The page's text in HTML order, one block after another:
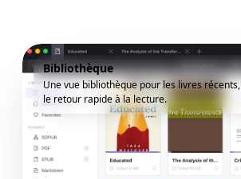
Bibliothèque
Une vue bibliothèque pour les livres
le retour rapide à la lecture.